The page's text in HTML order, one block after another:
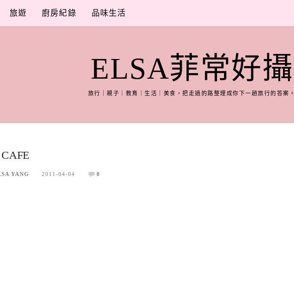
旅遊 廚房紀錄 品味生活
ELSA菲常好攝
旅行｜親子｜教育｜生活｜美食，把走過的路整理成你下一趟旅行的答案。
YANG 2011-04-04 0